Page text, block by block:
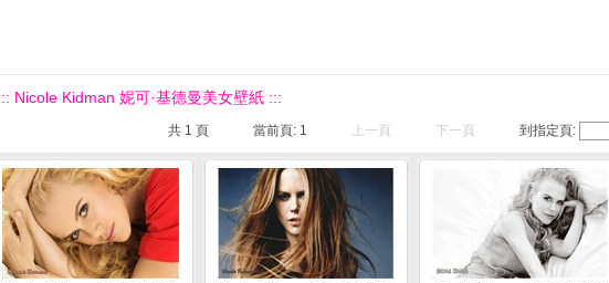
Nicole Kidman 妮可·基德曼美女壁紙 :::
共 1 頁 當前頁: 1 上一頁 下一頁 到指定頁: